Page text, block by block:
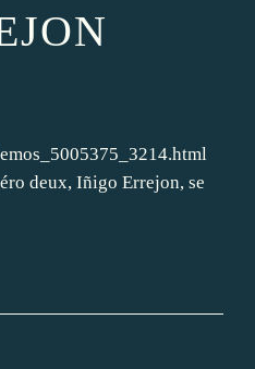
deux, Iñigo Errejon, se